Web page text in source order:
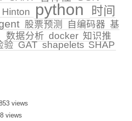
Hinton python
时间
股票预测 自编码器 基
数据分析 docker 知识推
验GATshapeletsSHAP
views
views